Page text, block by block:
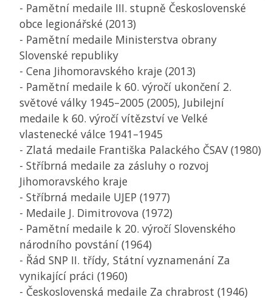
- Pamětní medaile III. stupně Československé
obce legionářské (2013)
- Pamětní medaile Ministerstva obrany
Slovenské republiky
- Cena Jihomoravského kraje (2013)
- Pamětní medaile k 60. výročí ukončení 2.
světové války 1945–2005 (2005), Jubilejní
medaile k 60. výročí vítězství ve Velké
vlastenecké válce 1941–1945
- Zlatá medaile Františka Palackého ČSAV(1980)
- Stříbrná medaile za zásluhy o rozvoj
Jihomoravského kraje
- Stříbrná medaile UJEP (1977)
- Medaile J. Dimitrovova (1972)
- Pamětní medaile k 20. výročí Slovenského
národního povstání (1964)
- Řád SNP II. třídy, Státní vyznamenání Za
vynikající práci (1960)
- Československá medaile Za chrabrost (1946)